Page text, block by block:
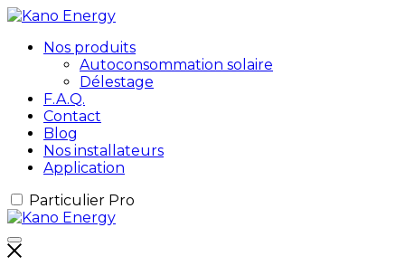
Nos produits
Autoconsommation solaire
Délestage
F.A.Q.
Contact
Blog
Nos installateurs
Application
Particulier Pro